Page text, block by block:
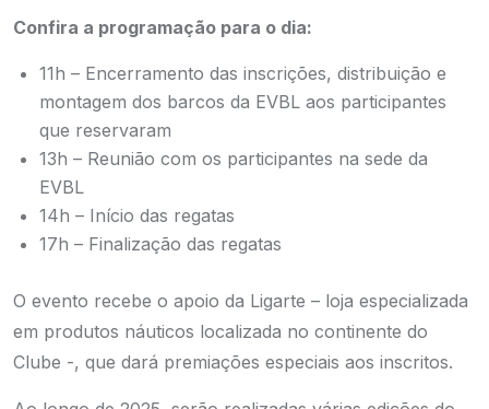
Confira a programação para o dia:
11h – Encerramento das inscrições, distribuição e
montagem dos barcos da EVBL aos participantes
que reservaram
13h – Reunião com os participantes na sede da
EVBL
14h – Início das regatas
17h – Finalização das regatas
O evento recebe o apoio da Ligarte – loja especializada
em produtos náuticos localizada no continente do
Clube -, que dará premiações especiais aos inscritos.